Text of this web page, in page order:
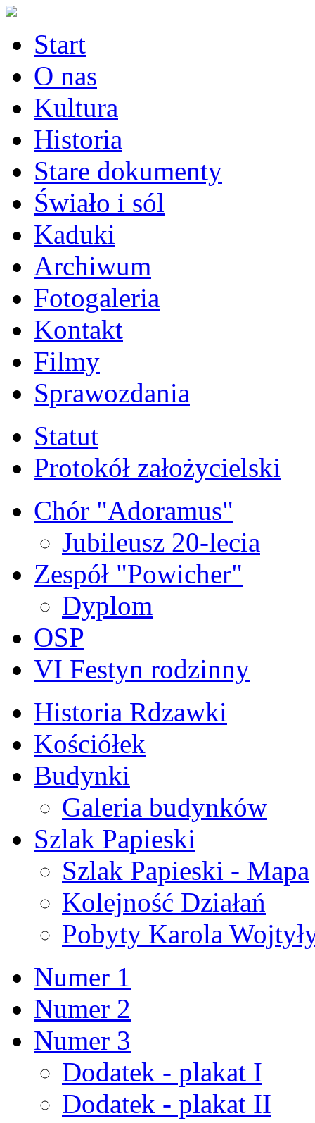
Start
O nas
Kultura
Historia
Stare dokumenty
Świało i sól
Kaduki
Archiwum
Fotogaleria
Kontakt
Filmy
Sprawozdania
Statut
Protokół założycielski
Chór "Adoramus"
Jubileusz 20-lecia
Zespół "Powicher"
Dyplom
OSP
VI Festyn rodzinny
Historia Rdzawki
Kościółek
Budynki
Galeria budynków
Szlak Papieski
Szlak Papieski - Mapa
Kolejność Działań
Pobyty Karola
Numer 1
Numer 2
Numer 3
Dodatek - plakat I
Dodatek - plakat II